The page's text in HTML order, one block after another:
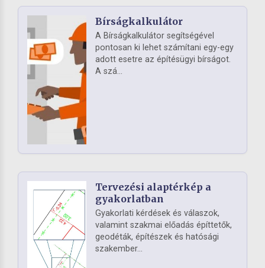
Bírságkalkulátor
A Bírságkalkulátor segítségével
pontosan ki lehet számítani egy-egy
adott esetre az építésügyi bírságot.
A szá...
Tervezési alaptérkép a
gyakorlatban
Gyakorlati kérdések és válaszok,
valamint szakmai előadás építtetők,
geodéták, építészek és hatósági
szakember...